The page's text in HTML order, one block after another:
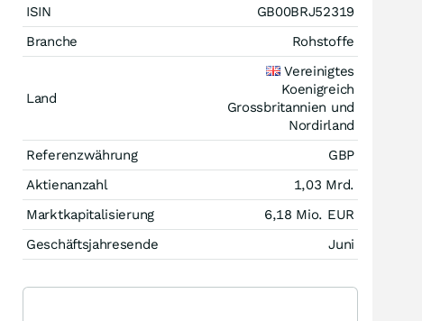
ISIN
GB00BRJ52319
Branche
Rohstoffe
Land
Vereinigtes
Koenigreich
Grossbritannien und
Nordirland
Referenzwährung
GBP
Aktienanzahl
1,03 Mrd.
Marktkapitalisierung
6,18 Mio. EUR
Geschäftsjahresende
Juni